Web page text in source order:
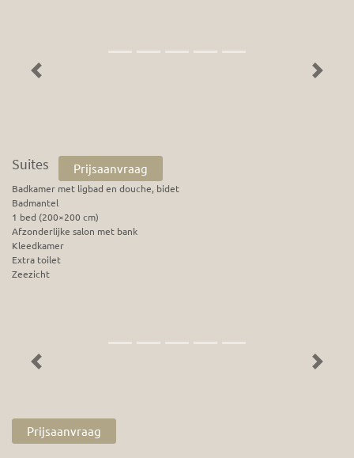
Previous Next
Suites Prijsaanvraag
Badkamer met ligbad en douche, bidet
Badmantel
1 bed (200×200 cm)
Afzonderlijke salon met bank
Kleedkamer
Extra toilet
Zeezicht
Previous Next
Prijsaanvraag